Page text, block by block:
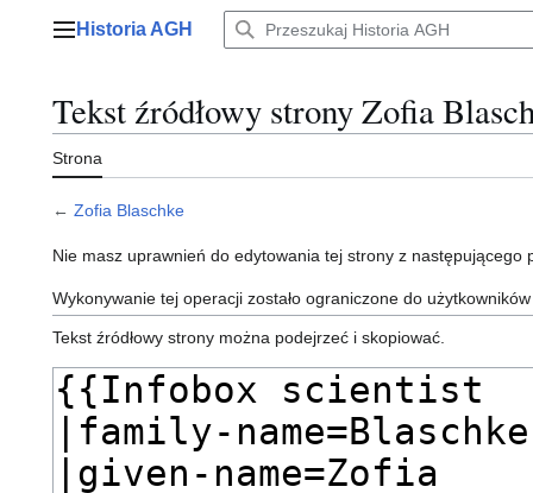
Menu główne
Historia AGH
Tekst źródłowy strony Zofia
Strona
← Zofia Blaschke
Nie masz uprawnień do edytowania tej strony z następującego
Wykonywanie tej operacji zostało ograniczone do
Tekst źródłowy strony można podejrzeć i skopiować.